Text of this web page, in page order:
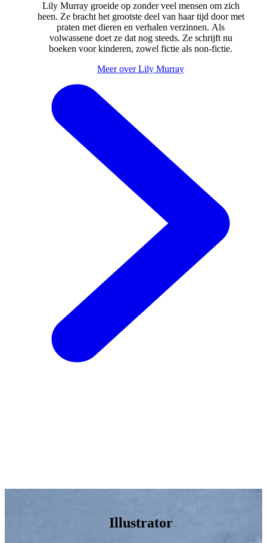
Lily Murray groeide op zonder veel mensen om zich
heen. Ze bracht het grootste deel van haar tijd door met
praten met dieren en verhalen verzinnen. Als
volwassene doet ze dat nog steeds. Ze schrijft nu
boeken voor kinderen, zowel fictie als non-fictie.
Meer over Lily Murray
Illustrator